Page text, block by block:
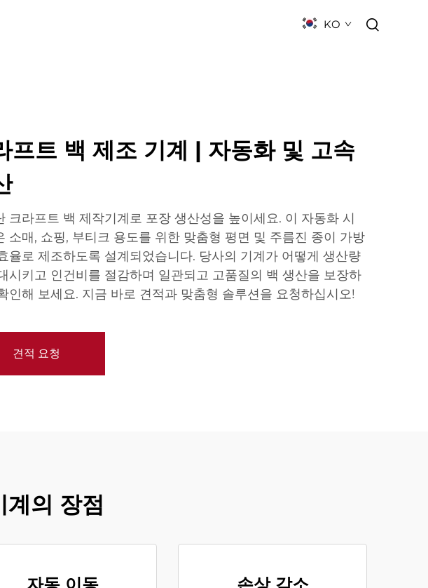
KO
프트 백 제조 기계 | 자동화 및 고속
크라프트 백 제작기계로 포장 생산성을 높이세요. 이 자동화 시
소매, 쇼핑, 부티크 용도를 위한 맞춤형 평면 및 주름진 종이 가방
율로 제조하도록 설계되었습니다. 당사의 기계가 어떻게 생산량
시키고 인건비를 절감하며 일관되고 고품질의 백 생산을 보장하
인해 보세요. 지금 바로 견적과 맞춤형 솔루션을 요청하십시오!
견적 요청
계의 장점